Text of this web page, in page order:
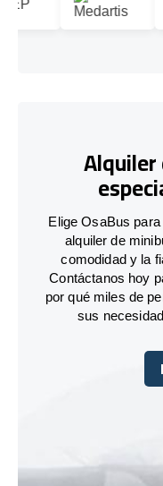
Elige OsaBus
alquiler de
comodidad y la
Contáctanos hoy
por qué miles de
sus